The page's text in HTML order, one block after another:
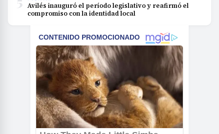
Avilés inauguró el período legislativo y reafirmó el
compromiso con la identidad local